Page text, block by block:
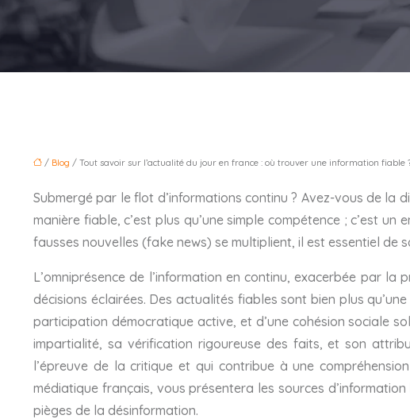
/ Blog / Tout savoir sur l’actualité du jour en france : où trouver une information fiable
Submergé par le flot d’informations continu ? Avez-vous de
manière fiable, c’est plus qu’une simple compétence ; c’est
fausses nouvelles (fake news) se multiplient, il est essentiel de
L’omniprésence de l’information en continu, exacerbée par
décisions éclairées. Des actualités fiables sont bien plus
participation démocratique active, et d’une cohésion sociale
impartialité, sa vérification rigoureuse des faits, et son
l’épreuve de la critique et qui contribue à une
médiatique français, vous présentera les sources
pièges de la désinformation.